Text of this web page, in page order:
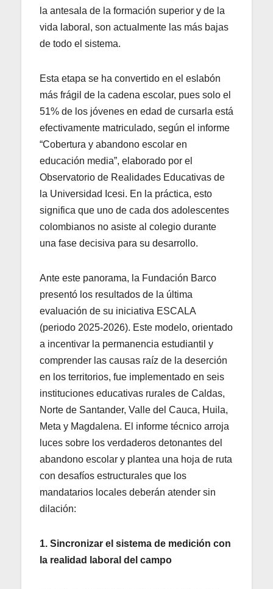
la antesala de la formación superior y de la
vida laboral, son actualmente las más bajas
de todo el sistema.
Esta etapa se ha convertido en el eslabón
más frágil de la cadena escolar, pues solo el
51% de los jóvenes en edad de cursarla está
efectivamente matriculado, según el informe
“Cobertura y abandono escolar en
educación media”, elaborado por el
Observatorio de Realidades Educativas de
la Universidad Icesi. En la práctica, esto
significa que uno de cada dos adolescentes
colombianos no asiste al colegio durante
una fase decisiva para su desarrollo.
Ante este panorama, la Fundación Barco
presentó los resultados de la última
evaluación de su iniciativa ESCALA
(periodo 2025-2026). Este modelo, orientado
a incentivar la permanencia estudiantil y
comprender las causas raíz de la deserción
en los territorios, fue implementado en seis
instituciones educativas rurales de Caldas,
Norte de Santander, Valle del Cauca, Huila,
Meta y Magdalena. El informe técnico arroja
luces sobre los verdaderos detonantes del
abandono escolar y plantea una hoja de ruta
con desafíos estructurales que los
mandatarios locales deberán atender sin
dilación:
1. Sincronizar el sistema de medición con
la realidad laboral del campo